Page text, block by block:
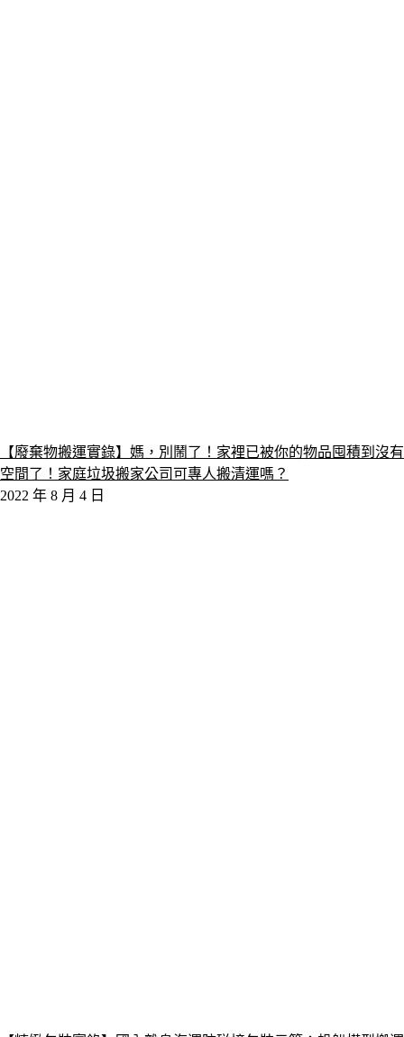
【廢棄物搬運實錄】媽，別鬧了！家裡已被你的物品囤積到沒有
空間了！家庭垃圾搬家公司可專人搬清運嗎？
2022 年 8 月 4 日